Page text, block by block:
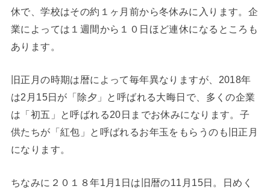
休で、学校はその約１ヶ月前から冬休みに入ります。企
業によっては１週間から１０日ほど連休になるところも
あります。
旧正月の時期は暦によって毎年異なりますが、2018年
は2月15日が「除夕」と呼ばれる大晦日で、多くの企業
は「初五」と呼ばれる20日までお休みになります。子
供たちが「紅包」と呼ばれるお年玉をもらうのも旧正月
になります。
ちなみに２０１８年1月1日は旧暦の11月15日。日めく